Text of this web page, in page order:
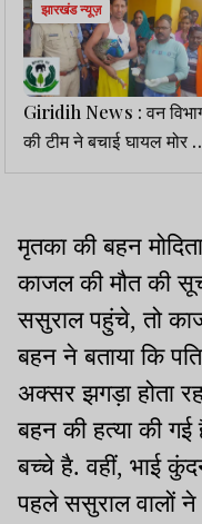
झारखंड न्यूज़
Giridih News : वन
की टीम ने बचाई घायल मोर
जान
मृतका की बहन
काजल की मौत की
ससुराल पहुंचे, तो
बहन ने बताया कि
अक्सर झगड़ा होता
बहन की हत्या की
बच्चे है. वहीं, भाई
पहले ससुराल वालों